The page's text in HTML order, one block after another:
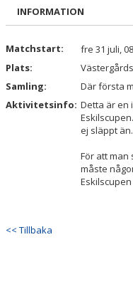
BILDGALLERI
KONTAKT
INFORMATION
Matchstart:
fre 31 juli,
Plats:
Samling:
Där första
Aktivitetsinfo: Detta är en
ej släppt än.
För att man
måste
<< Tillbaka